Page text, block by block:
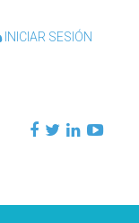
INICIAR SESIÓN